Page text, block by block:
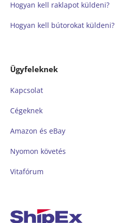
Hogyan kell raklapot küldeni?
Hogyan kell bútorokat küldeni?
Ügyfeleknek
Kapcsolat
Cégeknek
Amazon és eBay
Nyomon követés
Vitafórum